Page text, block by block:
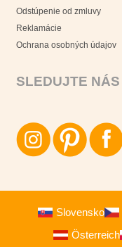
Odstúpenie od zmluvy
Reklamácie
Ochrana osobných údajov
SLEDUJTE NÁS
Slovensko
Österreich